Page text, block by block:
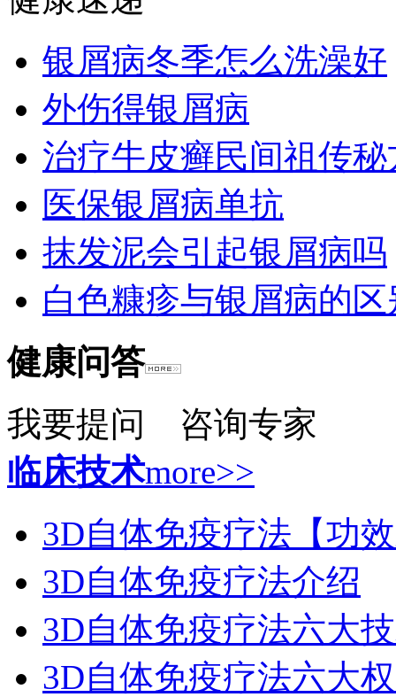
银屑病冬季怎么洗澡好
外伤得银屑病
治疗牛皮癣民间祖传秘
医保银屑病单抗
抹发泥会引起银屑病吗
白色糠疹与银屑病的区
健康问答
我要提问
咨询专家
临床技术more>>
3D自体免疫疗法【功
3D自体免疫疗法介绍
3D自体免疫疗法六大
3D自体免疫疗法六大